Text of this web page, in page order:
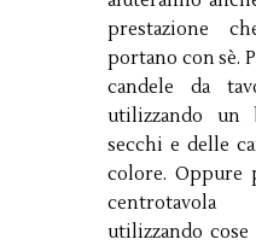
prestazione
portano con sè.
candele da
utilizzando un
secchi e delle
colore. Oppure
utilizzando